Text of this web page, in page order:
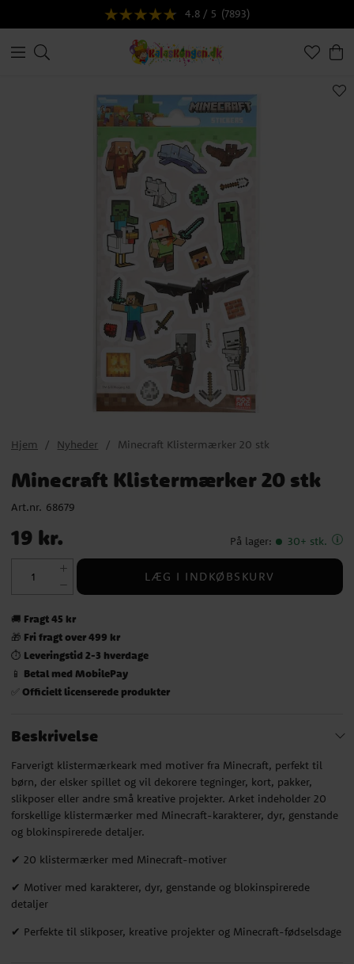
4.8 / 5 (7893)
Hjem Nyheder Minecraft Klistermærker 20 stk
Minecraft Klistermærker 20 stk
Art.nr. 68679
Pris: 19 kr.
19 kr. På lager: 30+ stk.
LÆG I INDKØBSKURV
🚚 Fragt 45 kr
🎁 Fri fragt over 499 kr
⏱️ Leveringstid 2-3 hverdage
📱 Betal med MobilePay
✅ Officielt licenserede produkter
Beskrivelse
Farverigt klistermærkeark med motiver fra Minecraft, perfekt til
børn, der elsker spillet og vil dekorere tegninger, kort, pakker,
slikposer eller andre små kreative projekter. Arket indeholder 20
forskellige klistermærker med Minecraft-karakterer, dyr, genstande
og blokinspirerede detaljer.
✔ 20 klistermærker med Minecraft-motiver
✔ Motiver med karakterer, dyr, genstande og blokinspirerede
detaljer
✔ Perfekte til slikposer, kreative projekter og Minecraft-fødselsdage